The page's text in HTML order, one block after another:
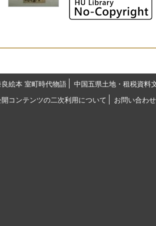
絵本 室町時代物語
中国五県土地・租税資料
コンテンツの二次利用について
お問い合わせ